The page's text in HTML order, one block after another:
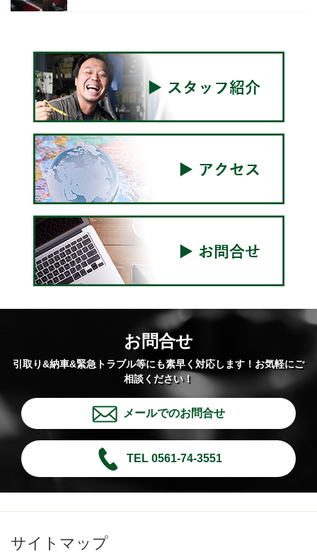
お問合せ
引取り&納車&緊急トラブル等にも素早く対応します！お気軽にご
相談ください！
メールでのお問合せ
TEL 0561-74-3551
サイトマップ